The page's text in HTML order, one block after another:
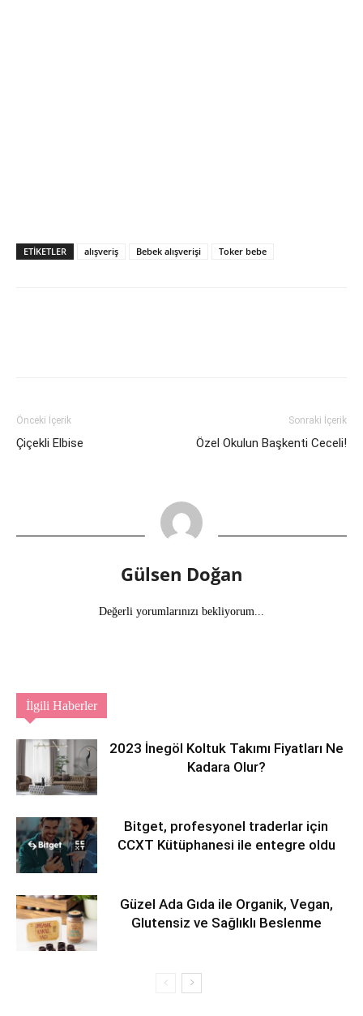
ETIKETLER alışveriş Bebek alışverişi Toker bebe
Önceki İçerik
Çiçekli Elbise
Sonraki İçerik
Özel Okulun Başkenti Ceceli!
Gülsen Doğan
Değerli yorumlarınızı bekliyorum...
İlgili Haberler
2023 İnegöl Koltuk Takımı Fiyatları Ne
Kadara Olur?
Bitget, profesyonel traderlar için
CCXT Kütüphanesi ile entegre oldu
Güzel Ada Gıda ile Organik, Vegan,
Glutensiz ve Sağlıklı Beslenme